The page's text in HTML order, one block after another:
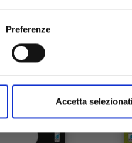
Preferenze
Accetta selezionati